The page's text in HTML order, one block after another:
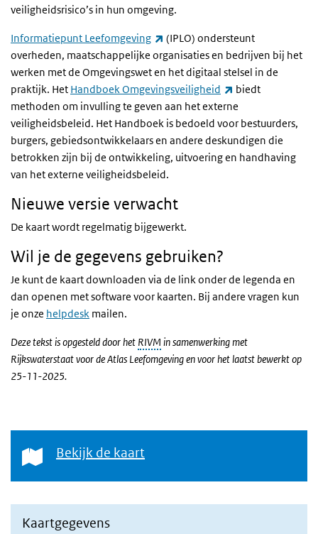
veiligheidsrisico’s in hun omgeving.
Informatiepunt Leefomgeving (externe link)
(IPLO) ondersteunt
overheden, maatschappelijke organisaties en bedrijven bij het
werken met de Omgevingswet en het digitaal stelsel in de
praktijk. Het Handboek Omgevingsveiligheid (externe link)
biedt
methoden om invulling te geven aan het externe
veiligheidsbeleid. Het Handboek is bedoeld voor bestuurders,
burgers, gebiedsontwikkelaars en andere deskundigen die
betrokken zijn bij de ontwikkeling, uitvoering en handhaving
van het externe veiligheidsbeleid.
Nieuwe versie verwacht
De kaart wordt regelmatig bijgewerkt.
Wil je de gegevens gebruiken?
Je kunt de kaart downloaden via de link onder de legenda en
dan openen met software voor kaarten. Bij andere vragen kun
je onze helpdesk mailen.
Deze tekst is opgesteld door het RIVM in samenwerking met
Rijkswaterstaat voor de Atlas Leefomgeving en voor het laatst bewerkt op
25-11-2025.
Bekijk de kaart
Bekijk de kaart
Kaartgegevens